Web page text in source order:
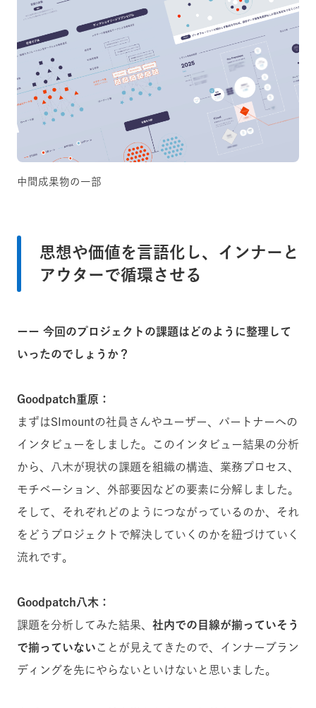
中間成果物の一部
思想や価値を言語化し、インナーと
アウターで循環させる
ーー 今回のプロジェクトの課題はどのように整理して
いったのでしょうか？
Goodpatch重原：
まずはSImountの社員さんやユーザー、パートナーへの
インタビューをしました。このインタビュー結果の分析
から、八木が現状の課題を組織の構造、業務プロセス、
モチベーション、外部要因などの要素に分解しました。
そして、それぞれどのようにつながっているのか、それ
をどうプロジェクトで解決していくのかを紐づけていく
流れです。
Goodpatch八木：
課題を分析してみた結果、 社内での目線が揃っていそう
で揃っていない ことが見えてきたので、インナーブラン
ディングを先にやらないといけないと思いました。